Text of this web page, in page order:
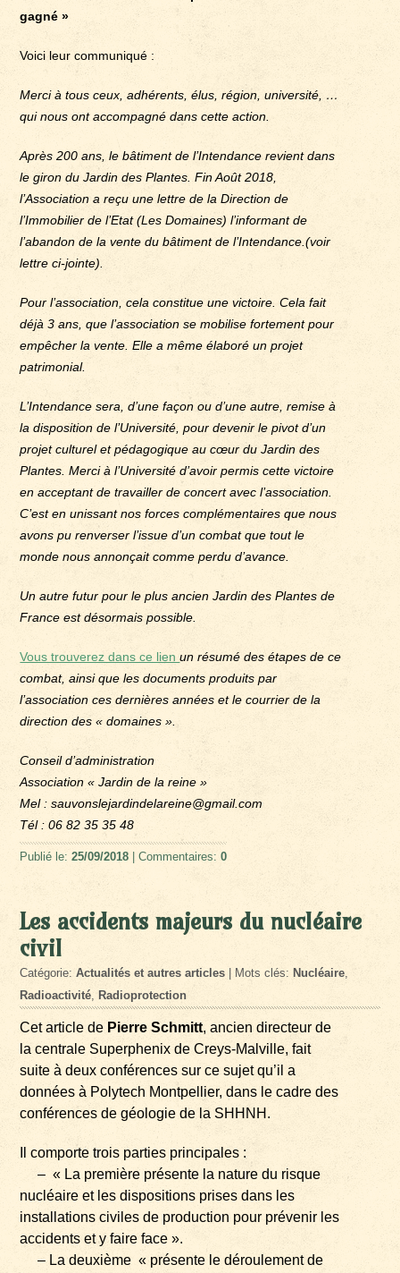
gagné »
Voici leur communiqué :
Merci à tous ceux, adhérents, élus, région, université, …
qui nous ont accompagné dans cette action.
Après 200 ans, le bâtiment de l’Intendance revient dans
le giron du Jardin des Plantes. Fin Août 2018,
l’Association a reçu une lettre de la Direction de
l’Immobilier de l’Etat (Les Domaines) l’informant de
l’abandon de la vente du bâtiment de l’Intendance.(voir
lettre ci-jointe).
Pour l’association, cela constitue une victoire. Cela fait
déjà 3 ans, que l’association se mobilise fortement pour
empêcher la vente. Elle a même élaboré un projet
patrimonial.
L’Intendance sera, d’une façon ou d’une autre, remise à
la disposition de l’Université, pour devenir le pivot d’un
projet culturel et pédagogique au cœur du Jardin des
Plantes. Merci à l’Université d’avoir permis cette victoire
en acceptant de travailler de concert avec l’association.
C’est en unissant nos forces complémentaires que nous
avons pu renverser l’issue d’un combat que tout le
monde nous annonçait comme perdu d’avance.
Un autre futur pour le plus ancien Jardin des Plantes de
France est désormais possible.
Vous trouverez dans ce lienun résumé des étapes de ce
combat, ainsi que les documents produits par
l’association ces dernières années et le courrier de la
direction des « domaines ».
Conseil d’administration
Association « Jardin de la reine »
Mel : sauvonslejardindelareine@gmail.com
Tél : 06 82 35 35 48
Publié le:25/09/2018 | Commentaires:0
Les accidents majeurs du nucléaire
civil
Catégorie:Actualités et autres articles | Mots clés: Nucléaire
Radioactivité
Radioprotection
Cet article de Pierre Schmitt, ancien directeur de
la centrale Superphenix de Creys-Malville, fait
suite à deux conférences sur ce sujet qu’il a
données à Polytech Montpellier, dans le cadre des
conférences de géologie de la SHHNH.
Il comporte trois parties principales :
– « La première présente la nature du risque
nucléaire et les dispositions prises dans les
installations civiles de production pour prévenir les
accidents et y faire face ».
– La deuxième « présente le déroulement de